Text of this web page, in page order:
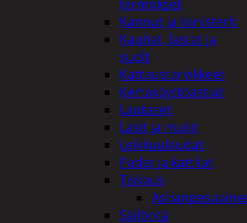
termokset
Kannut ja kanisterit
Kauhat, lastat ja
sudit
Kattaustarvikkeet
Kertakäyttöastiat
Lautaset
Lasit ja mukit
Leikkuulaudat
Padat ja kattilat
Tiskaus
Säilöntä